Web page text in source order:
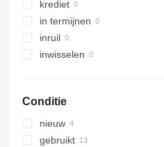
420
428
432
434
906
908
924
krediet
in termijnen
inruil
inwisselen
Conditie
nieuw
gebruikt